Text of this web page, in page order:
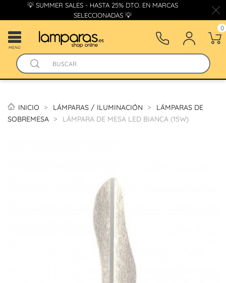
💡 SUMMER SALES - HASTA 25% DTO. EN MARCAS
SELECCIONADAS 💡
MENÚ
0
INICIO LÁMPARAS / ILUMINACIÓN
LÁMPARAS DE
SOBREMESA
LÁMPARA DE MESA LED BIANCA (15W)